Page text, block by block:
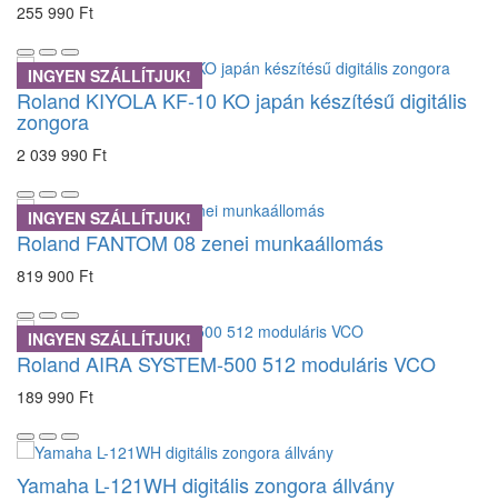
255 990 Ft
INGYEN SZÁLLÍTJUK!
Roland KIYOLA KF-10 KO japán készítésű digitális
zongora
2 039 990 Ft
INGYEN SZÁLLÍTJUK!
Roland FANTOM 08 zenei munkaállomás
819 900 Ft
INGYEN SZÁLLÍTJUK!
Roland AIRA SYSTEM-500 512 moduláris VCO
189 990 Ft
Yamaha L-121WH digitális zongora állvány